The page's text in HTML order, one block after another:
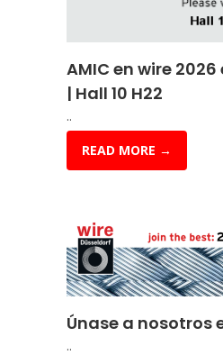
AMIC en wire
| Hall 10 H22
..
READ MORE →
Únase a nosotros
..